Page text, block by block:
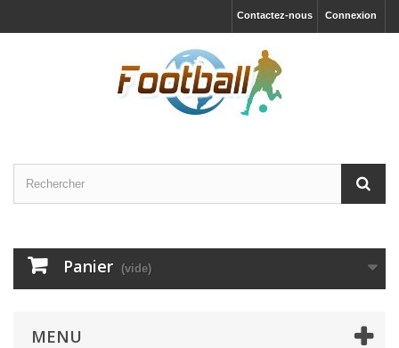
Connexion
Contactez-nous
Panier (vide)
MENU